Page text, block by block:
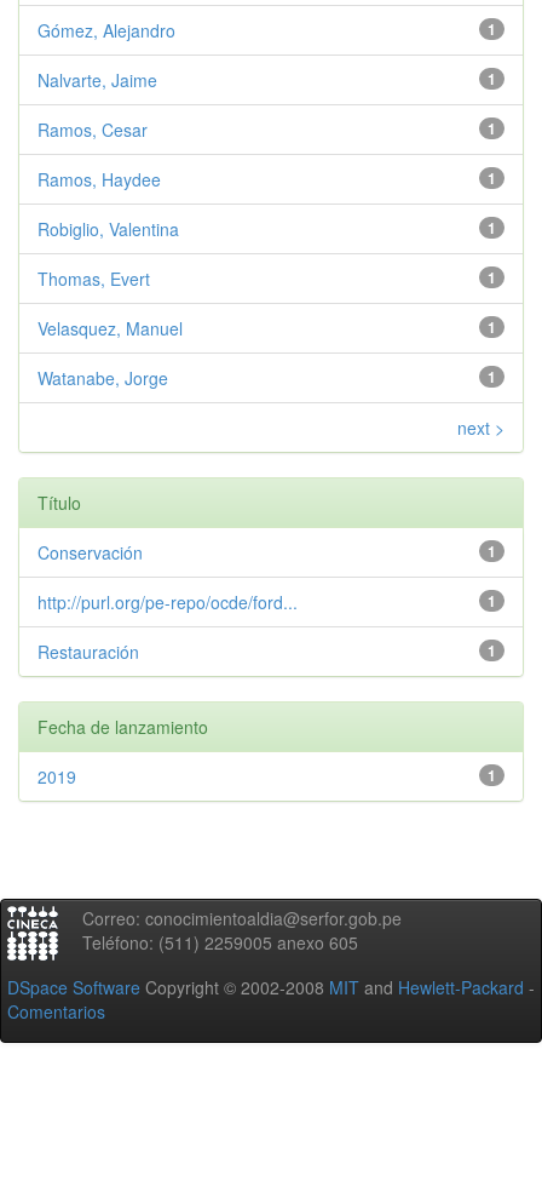
1
Gómez, Alejandro
1
Nalvarte, Jaime
1
Ramos, Cesar
1
Ramos, Haydee
1
Robiglio, Valentina
1
Thomas, Evert
1
Velasquez, Manuel
1
Watanabe, Jorge
next >
Título
1
Conservación
1
http://purl.org/pe-repo/ocde/ford...
1
Restauración
Fecha de lanzamiento
1
2019
Correo: conocimientoaldia@serfor.gob.pe
Teléfono: (511) 2259005 anexo 605
DSpace Software Copyright © 2002-2008 MIT and Hewlett-Packard -
Comentarios